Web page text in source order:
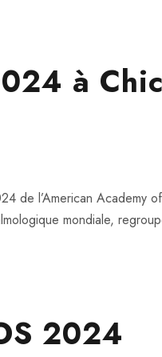
à
de l’American Academy
mondiale,
2024